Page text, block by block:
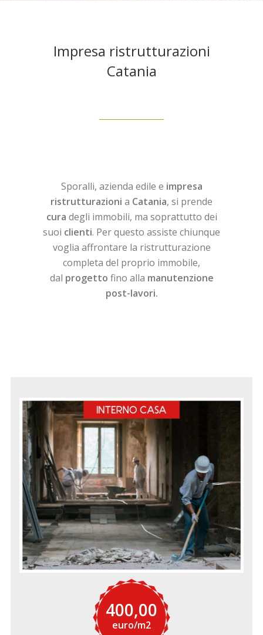
Impresa ristrutturazioni
Catania
Sporalli, azienda edile e impresa
ristrutturazioni a Catania, si prende
cura degli immobili, ma soprattutto dei
suoi clienti. Per questo assiste chiunque
voglia affrontare la ristrutturazione
completa del proprio immobile,
dal progetto fino alla manutenzione
post-lavori.
400,00
euro/m2